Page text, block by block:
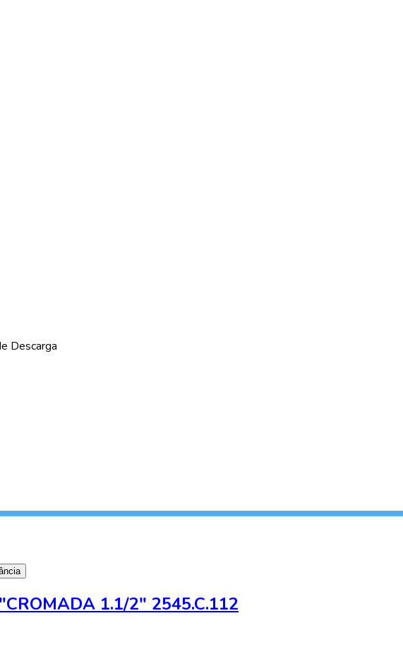
Descarga
1.1/2" 2545.C.112